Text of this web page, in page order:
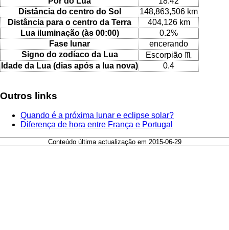
Distância do centro do Sol
148,863,506 km
Distância para o centro da Terra
404,126 km
Lua iluminação (às 00:00)
0.2%
Fase lunar
encerando
Signo do zodíaco da Lua
Escorpião ♏
Idade da Lua (dias após a lua nova)
0.4
Outros links
Quando é a próxima lunar e eclipse solar?
Diferença de hora entre França e Portugal
Conteúdo última actualização em 2015-06-29